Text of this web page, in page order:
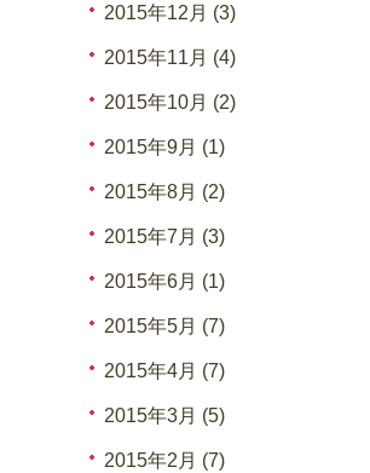
2015年12月 (3)
2015年11月 (4)
2015年10月 (2)
2015年9月 (1)
2015年8月 (2)
2015年7月 (3)
2015年6月 (1)
2015年5月 (7)
2015年4月 (7)
2015年3月 (5)
2015年2月 (7)